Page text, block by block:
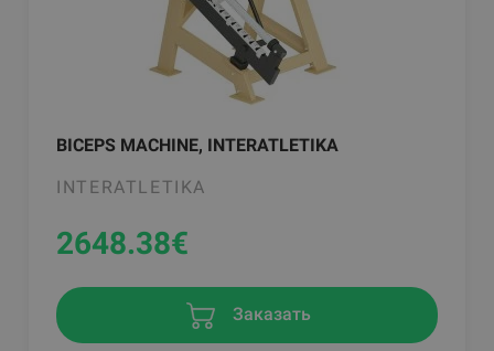
BICEPS MACHINE, INTERATLETIKA
INTERATLETIKA
2648.38€
Заказать